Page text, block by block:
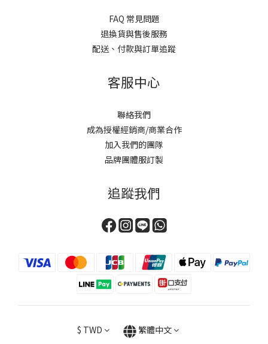
FAQ 常見問題
退換貨與售後服務
配送、付款與訂單追蹤
客服中心
聯絡我們
成為授權經銷商/商業合作
加入我們的團隊
品牌團體服訂製
追蹤我們
$ TWD 繁體中文